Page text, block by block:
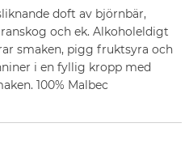
doft av björnbär,
och ek. Alkoholeldigt
smaken, pigg fruktsyra och
i en fyllig kropp med
100% Malbec